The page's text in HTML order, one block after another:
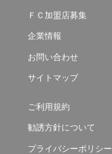
ＦＣ加盟店募集
企業情報
お問い合わせ
サイトマップ
ご利用規約
勧誘方針について
プライバシーポリシー